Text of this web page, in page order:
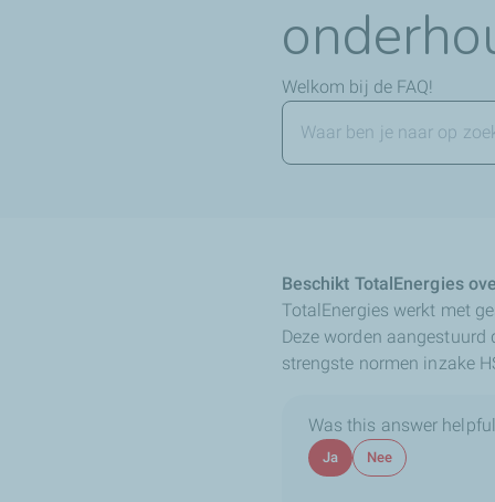
Welkom bij de FAQ!
Beschikt TotalEnergies
TotalEnergies werkt met
Deze worden
strengste normen inzake
Was this answer
Ja Nee